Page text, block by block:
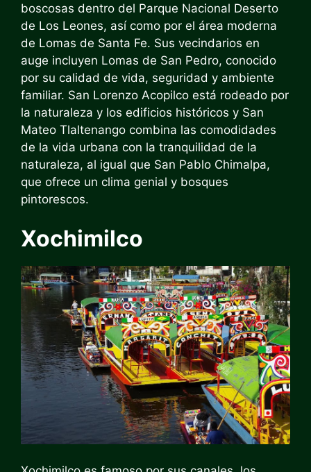
boscosas dentro del Parque Nacional Deserto
de Los Leones, así como por el área moderna
de Lomas de Santa Fe. Sus vecindarios en
auge incluyen Lomas de San Pedro, conocido
por su calidad de vida, seguridad y ambiente
familiar. San Lorenzo Acopilco está rodeado por
la naturaleza y los edificios históricos y San
Mateo Tlaltenango combina las comodidades
de la vida urbana con la tranquilidad de la
naturaleza, al igual que San Pablo Chimalpa,
que ofrece un clima genial y bosques
pintorescos.
Xochimilco